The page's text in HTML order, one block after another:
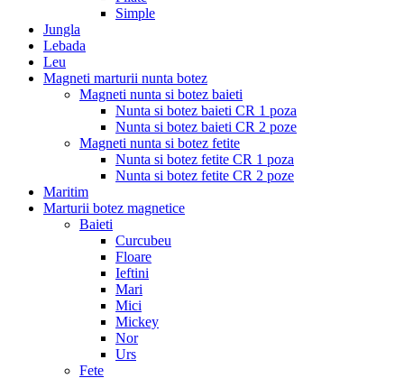
Simple
Jungla
Lebada
Leu
Magneti marturii nunta botez
Magneti nunta si botez baieti
Nunta si botez baieti CR 1 poza
Nunta si botez baieti CR 2 poze
Magneti nunta si botez fetite
Nunta si botez fetite CR 1 poza
Nunta si botez fetite CR 2 poze
Maritim
Marturii botez magnetice
Baieti
Curcubeu
Floare
Ieftini
Mari
Mici
Mickey
Nor
Urs
Fete